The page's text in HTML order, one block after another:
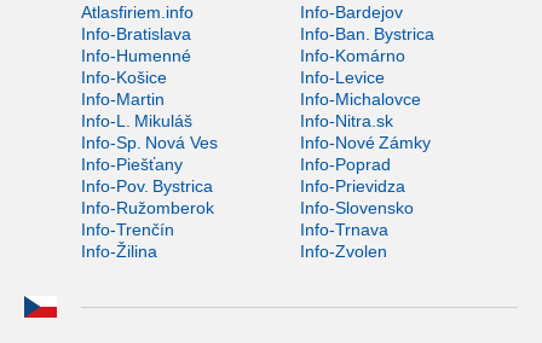
Atlasfiriem.info
Info-Bardejov
Info-Bratislava
Info-Ban. Bystrica
Info-Humenné
Info-Komárno
Info-Košice
Info-Levice
Info-Martin
Info-Michalovce
Info-L. Mikuláš
Info-Nitra.sk
Info-Sp. Nová Ves
Info-Nové Zámky
Info-Piešťany
Info-Poprad
Info-Pov. Bystrica
Info-Prievidza
Info-Ružomberok
Info-Slovensko
Info-Trenčín
Info-Trnava
Info-Žilina
Info-Zvolen